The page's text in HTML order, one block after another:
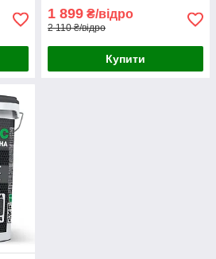
зовнішніх робіт 14 кг
1 899 ₴/відро
2 110 ₴/відро
Купити